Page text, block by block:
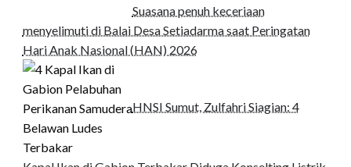
Suasana penuh keceriaan
menyelimuti di Balai Desa Setiadarma saat Peringatan
Hari Anak Nasional (HAN) 2026
HNSI Sumut, Zulfahri Siagian: 4